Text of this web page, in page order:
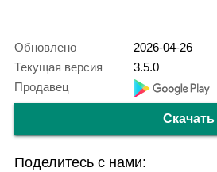
Обновлено
2026-04-26
Текущая версия
3.5.0
Продавец
Скачать
Поделитесь с нами: